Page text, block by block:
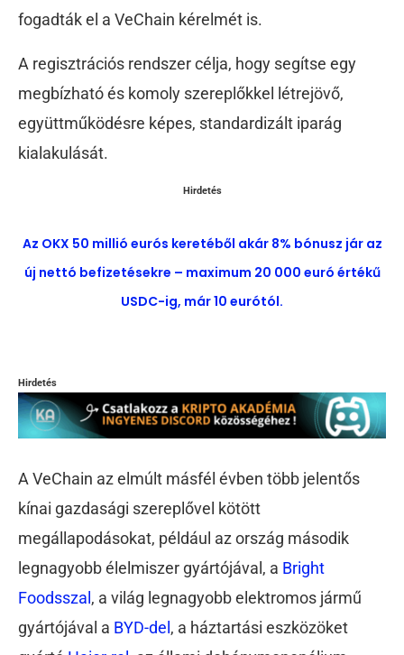
fogadták el a VeChain kérelmét is.
A regisztrációs rendszer célja, hogy segítse egy
megbízható és komoly szereplőkkel létrejövő,
együttműködésre képes, standardizált iparág
kialakulását.
Hirdetés
Az OKX 50 millió eurós keretéből akár 8% bónusz jár az
új nettó befizetésekre – maximum 20 000 euró értékű
USDC-ig, már 10 eurótól.
Hirdetés
A VeChain az elmúlt másfél évben több jelentős
kínai gazdasági szereplővel kötött
megállapodásokat, például az ország második
legnagyobb élelmiszer gyártójával, a Bright
Foodsszal , a világ legnagyobb elektromos jármű
gyártójával a BYD-del , a háztartási eszközöket